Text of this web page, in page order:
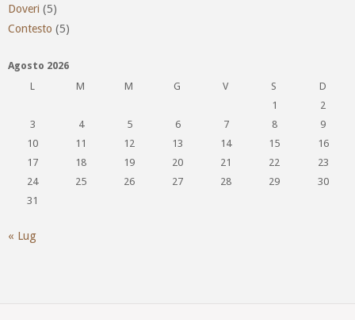
Doveri (5)
Contesto (5)
Agosto 2026
L
M M G V S
D
1
2
3
4 5 6 7 8
9
10
11 12 13 14 15
16
17
18 19 20 21 22
23
24
25 26 27 28 29
30
31
« Lug